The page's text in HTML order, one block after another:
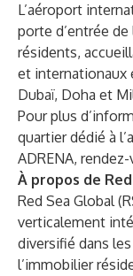
L’aéroport
porte d’entrée
résidents,
et internationaux
Dubaï, Doha et
Pour plus
quartier dédié à
ADRENA,
À propos de
Red Sea Global
verticalement
diversifié dans
l’immobilier